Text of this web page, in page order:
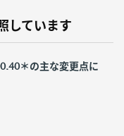
しています
＊の主な変更点に